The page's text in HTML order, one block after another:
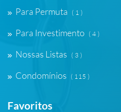
Para Permuta ( 1 )
Para Investimento ( 4 )
Nossas Listas ( 3 )
Condomínios ( 115 )
Favoritos